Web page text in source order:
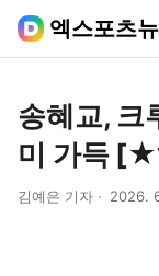
엑스포츠
송혜교, 크
미 가득
김예은 기자 2026.